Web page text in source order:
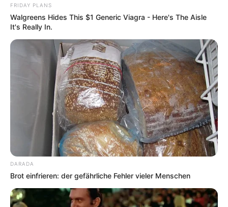
FRIDAY PLANS
Walgreens Hides This $1 Generic Viagra - Here's The Aisle
It's Really In.
DARADA
Brot einfrieren: der gefährliche Fehler vieler Menschen